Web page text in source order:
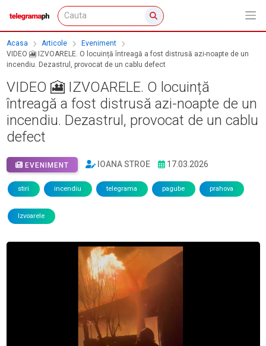
Acasa Articole
Eveniment
VIDEO 🎦 IZVOARELE. O locuință întreagă a fost distrusă azi-noapte de un
incendiu. Dezastrul, provocat de un cablu defect
VIDEO 🎦 IZVOARELE. O locuință
întreagă a fost distrusă azi-noapte de un
incendiu. Dezastrul, provocat de un cablu
defect
EVENIMENT IOANA STROE 17.03.2026
stiri incendiu telegrama pagube prahova
Izvoarele